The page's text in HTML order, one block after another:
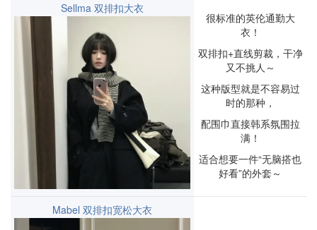
Sellma 双排扣大衣
很标准的英伦通勤大
衣！
双排扣+直线剪裁，干净
又不挑人～
这种版型就是不容易过
时的那种，
配围巾直接韩系氛围拉
满！
适合想要一件“无脑搭也
好看”的外套～
Mabel 双排扣宽松大衣